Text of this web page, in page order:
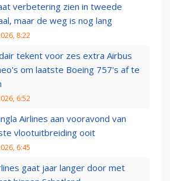
verbetering zien in tweede
maar de weg is nog lang
8:22
tekent voor zes extra Airbus
om laatste Boeing 757's af te
6:52
Airlines aan vooravond van
vlootuitbreiding ooit
6:45
gaat jaar langer door met